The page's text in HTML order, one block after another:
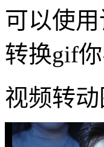
可以使
转换gif
视频转